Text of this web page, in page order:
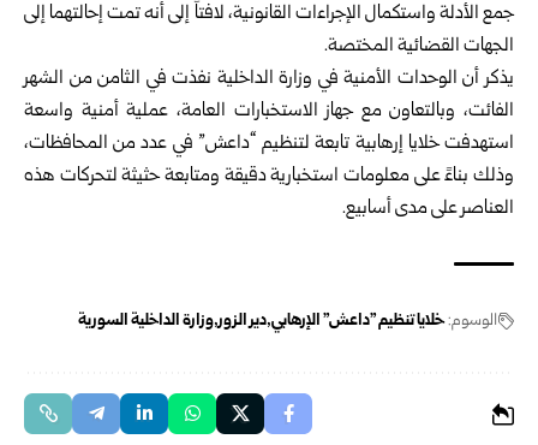
جمع الأدلة واستكمال الإجراءات القانونية، لافتاً إلى أنه تمت إحالتهما إلى
الجهات القضائية المختصة.
يذكر أن الوحدات الأمنية في وزارة الداخلية نفذت في الثامن من الشهر
الفائت، وبالتعاون مع جهاز الاستخبارات العامة، عملية أمنية واسعة
استهدفت خلايا إرهابية تابعة لتنظيم “داعش” في عدد من المحافظات،
وذلك بناءً على معلومات استخبارية دقيقة ومتابعة حثيثة لتحركات هذه
العناصر على مدى أسابيع.
الوسوم:خلايا تنظيم "داعش" الإرهابي دير الزور وزارة الداخلية السورية